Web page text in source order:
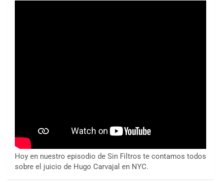
Hoy en nuestro episodio de Sin Filtros te contamos todos
sobre el juicio de Hugo Carvajal en NYC.